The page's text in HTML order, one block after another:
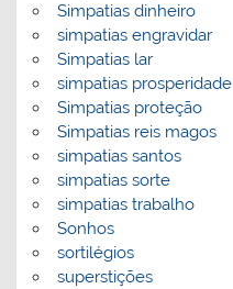
Simpatias dinheiro
simpatias engravidar
Simpatias lar
simpatias prosperidade
Simpatias proteção
Simpatias reis magos
simpatias santos
simpatias sorte
simpatias trabalho
Sonhos
sortilégios
superstições